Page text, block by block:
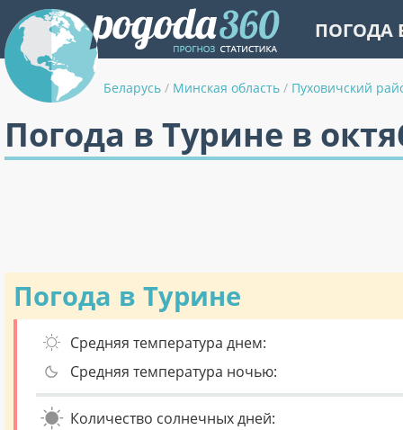
ПОГОДА
Беларусь / Минская область / Пуховичский
Погода в Турине в
Погода в Турине
Средняя температура днем:
Средняя температура ночью:
Количество солнечных дней: